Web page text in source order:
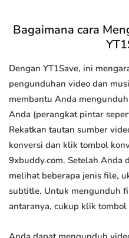
Bagaimana cara
Dengan YT1Save, ini
pengunduhan video dan
membantu Anda
Anda (perangkat pintar
Rekatkan tautan sumber
konversi dan klik tombol
9xbuddy.com. Setelah Anda
melihat beberapa jenis file,
subtitle. Untuk mengunduh
antaranya, cukup klik